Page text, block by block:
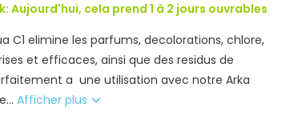
Aujourd'hui, cela prend 1 à 2 jours ouvrables
C1 elimine les parfums, decolorations, chlore,
et efficaces, ainsi que des residus de
a une utilisation avec notre Arka
Afficher plus